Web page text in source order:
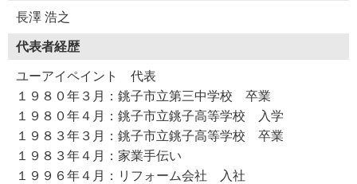
長澤 浩之
代表者経歴
ユーアイペイント 代表
１９８０年３月：銚子市立第三中学校 卒業
１９８０年４月：銚子市立銚子高等学校 入学
１９８３年３月：銚子市立銚子高等学校 卒業
１９８３年４月：家業手伝い
１９９６年４月：リフォーム会社 入社